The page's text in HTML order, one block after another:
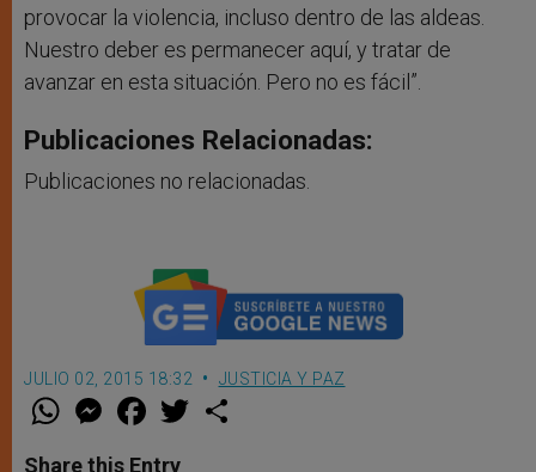
provocar la violencia, incluso dentro de las aldeas.
Nuestro deber es permanecer aquí, y tratar de
avanzar en esta situación. Pero no es fácil”.
Publicaciones Relacionadas:
Publicaciones no relacionadas.
JULIO 02, 2015 18:32 JUSTICIA Y PAZ
W
t
M
e
s
F
a
e
w
Share this Entry